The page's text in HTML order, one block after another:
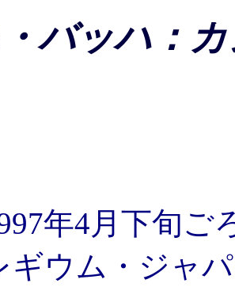
・バッハ：
年4月下旬ご
ギウム・ジャ